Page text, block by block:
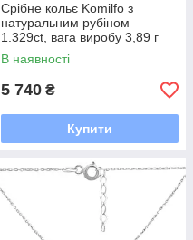
Срібне кольє Komilfo з
натуральним рубіном
1.329ct, вага виробу 3,89 г
(2167624) 450500 розмір
В наявності
5 740 ₴
Купити